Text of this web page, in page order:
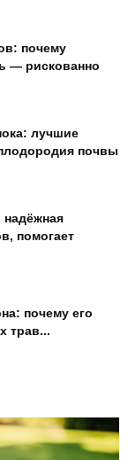
почему
— рискованно
лучшие
почвы
помогает
почему его
трав...